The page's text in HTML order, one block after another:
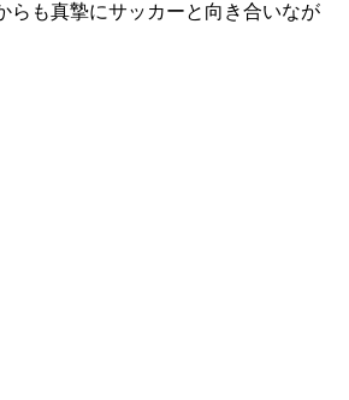
らも真摯にサッカーと向き合いなが